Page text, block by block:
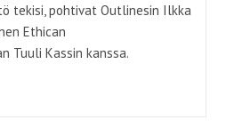
tekisi, pohtivat Outlinesin Ilkka
Ethican
Tuuli Kassin kanssa.